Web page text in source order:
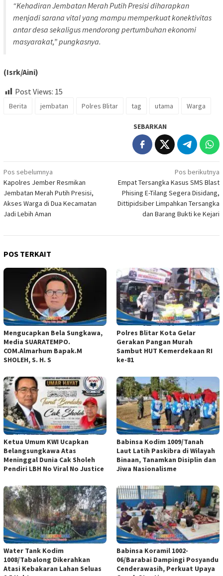
“Kehadiran Jembatan Merah Putih Presisi diharapkan
menjadi sarana vital yang mampu memperkuat konektivitas
antar desa sekaligus mendorong pertumbuhan ekonomi
masyarakat,” pungkasnya.
(Isrk/Aini)
Post Views: 15
Berita jembatan Polres Blitar tag utama Warga
SEBARKAN
Navigasi
pos
Pos sebelumnya
Kapolres Jember Resmikan
Jembatan Merah Putih Presisi,
Akses Warga di Dua Kecamatan
Jadi Lebih Aman
Pos berikutnya
Empat Tersangka Kasus SMS Blast
Phising E-Tilang Segera Disidang,
Dittipidsiber Limpahkan Tersangka
dan Barang Bukti ke Kejari
POS TERKAIT
Mengucapkan Bela Sungkawa,
Media SUARATEMPO.
COM.Almarhum Bapak.M
SHOLEH, S. H. S
Polres Blitar Kota Gelar
Gerakan Pangan Murah
Sambut HUT Kemerdekaan RI
ke-81
Ketua Umum KWI Ucapkan
Belangsungkawa Atas
Meninggal Dunia Cak Sholeh
Pendiri LBH No Viral No Justice
Babinsa Kodim 1009/Tanah
Laut Latih Paskibra di Wilayah
Binaan, Tanamkan Disiplin dan
Jiwa Nasionalisme
Water Tank Kodim
1008/Tabalong Dikerahkan
Atasi Kebakaran Lahan Seluas
Babinsa Koramil 1002-
06/Barabai Dampingi Posyandu
Cenderawasih, Perkuat Upaya